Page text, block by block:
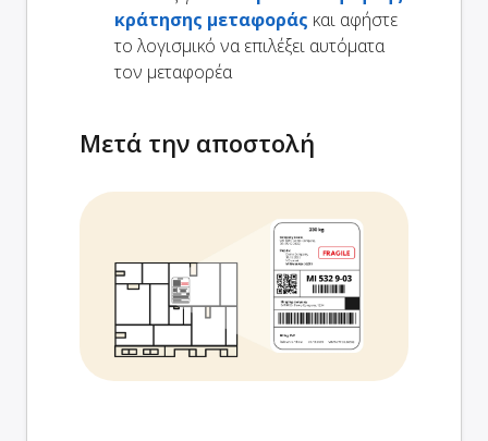
κράτησης μεταφοράς και αφήστε
το λογισμικό να επιλέξει αυτόματα
τον μεταφορέα
Μετά την αποστολή